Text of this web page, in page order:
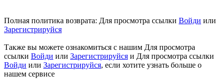
Полная политика возврата: Для просмотра ссылки Войди или
Зарегистрируйся
Также вы можете ознакомиться с нашим Для просмотра
ссылки Войди или Зарегистрируйся и Для просмотра ссылки
Войди или Зарегистрируйся, если хотите узнать больше о
нашем сервисе